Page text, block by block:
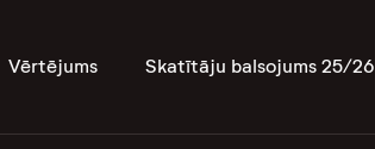
Vērtējums Skatītāju balsojums 25/26